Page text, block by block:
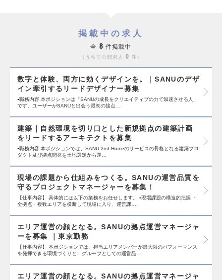
掲載中の求人
全 8 件掲載中
うち非公開求人 0 件
数字と体験、両方に効くデザインを。｜SANUのデザ
イン牽引するリードデザイナー募集
▪️職務内容 本ポジションは「SANUの成長をクリエイティブの力で加速させる人」
です。ユーザーがSANUと出会う最初の接点…
建築｜自然環境を切り口とした新規拠点の建築計画
をリードするアーキテクトを募集
▪️職務内容 本ポジションでは、SANU 2nd Homeのサービスの骨格となる建築プロ
ダクト及び拠点開発を土地選定から運…
現場の課題から仕組みをつくる。SANUの運営品質を
守るプロジェクトマネージャーを募集！
【仕事内容】 具体的には以下の業務をお任せします。 ▪️現場課題の構造的把握 ・
全拠点・複数エリアを横断して現場に入り、運営課…
エリア運営の顔となる。SANUの拠点運営マネージャ
ーを募集 ｜東京勤務
【仕事内容】 本ポジションでは、担当エリアメンバーが最大限のパフォーマンス
を発揮できる環境づくりと、グループとしての運営品…
エリア運営の顔となる。SANUの拠点運営マネージャ